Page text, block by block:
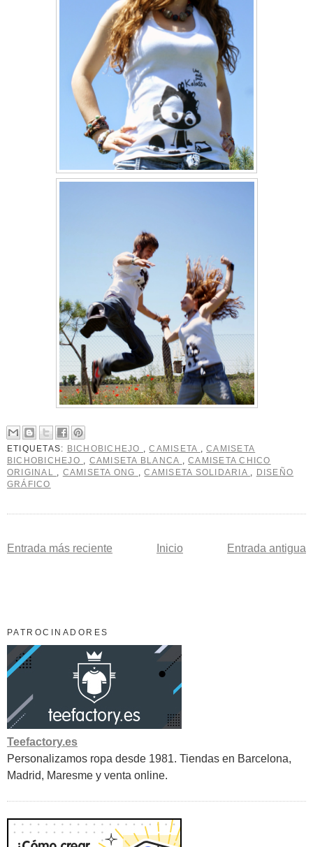
ETIQUETAS: BICHOBICHEJO ,CAMISETA ,CAMISETA
BICHOBICHEJO , CAMISETA BLANCA ,CAMISETA CHICO
ORIGINAL , CAMISETA ONG ,CAMISETA SOLIDARIA , DISEÑO
GRÁFICO
Entrada más reciente Entrada antigua
Inicio
PATROCINADORES
Teefactory.es
Personalizamos ropa desde 1981. Tiendas en Barcelona,
Madrid, Maresme y venta online.